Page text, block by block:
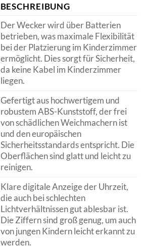
BESCHREIBUNG
Der Wecker wird über Batterien
betrieben, was maximale Flexibilität
bei der Platzierung im Kinderzimmer
ermöglicht. Dies sorgt für Sicherheit,
da keine Kabel im Kinderzimmer
liegen.
Gefertigt aus hochwertigem und
robustem ABS-Kunststoff, der frei
von schädlichen Weichmachern ist
und den europäischen
Sicherheitsstandards entspricht. Die
Oberflächen sind glatt und leicht zu
reinigen.
Klare digitale Anzeige der Uhrzeit,
die auch bei schlechten
Lichtverhältnissen gut ablesbar ist.
Die Ziffern sind groß genug, um auch
von jungen Kindern leicht erkannt zu
werden.